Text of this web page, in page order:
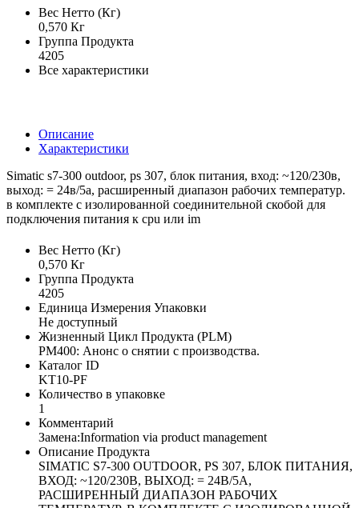
Вес Нетто (Кг)
0,570 Кг
Группа Продукта
4205
Все характеристики
Описание
Характеристики
Simatic s7-300 outdoor, ps 307, блок питания, вход: ~120/230в,
выход: = 24в/5a, расширенный диапазон рабочих температур.
в комплекте с изолированной соединительной скобой для
подключения питания к cpu или im
Вес Нетто (Кг)
0,570 Кг
Группа Продукта
4205
Единица Измерения Упаковки
Не доступный
Жизненный Цикл Продукта (PLM)
PM400: Анонс о снятии с производства.
Каталог ID
KT10-PF
Количество в упаковке
1
Комментарий
Замена:Information via product management
Описание Продукта
SIMATIC S7-300 OUTDOOR, PS 307, БЛОК ПИТАНИЯ,
ВХОД: ~120/230В, ВЫХОД: = 24В/5A,
РАСШИРЕННЫЙ ДИАПАЗОН РАБОЧИХ